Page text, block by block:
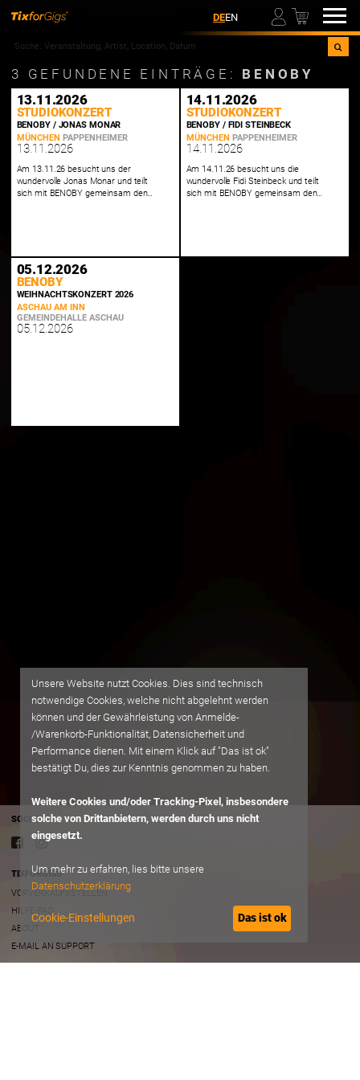
DEEN 00
3 GEFUNDENE EINTRÄGE:
BENOBY
13.11.2026
STUDIOKONZERT
BENOBY / JONAS MONAR
MÜNCHEN PAPPENHEIMER
13.11.2026
Am 13.11.26 besucht uns der
wundervolle Jonas Monar und teilt
sich mit BENOBY gemeinsam den
14.11.2026
STUDIOKONZERT
BENOBY / FIDI STEINBECK
MÜNCHEN PAPPENHEIMER
14.11.2026
Am 14.11.26 besucht uns die
wundervolle Fidi Steinbeck und teilt
sich mit BENOBY gemeinsam den
05.12.2026
BENOBY
WEIHNACHTSKONZERT 2026
ASCHAU AM INN
GEMEINDEHALLE ASCHAU
05.12.2026
SOCIAL
TIXFORGIGS
VORVERKAUFSSTELLEN
HILFE/FAQ
ABOUT
E-MAIL AN SUPPORT
Unsere Website nutzt Cookies. Dies sind technisch
notwendige Cookies, welche nicht abgelehnt werden
können und der Gewährleistung von Anmelde-
/Warenkorb-Funktionalität, Datensicherheit und
Performance dienen. Mit einem Klick auf "Das ist ok"
bestätigt Du, dies zur Kenntnis genommen zu haben.
Weitere Cookies und/oder Tracking-Pixel, insbesondere
solche von Drittanbietern, werden durch uns nicht
eingesetzt.
Um mehr zu erfahren, lies bitte unsere
Datenschutzerklärung
Cookie-Einstellungen Das ist ok